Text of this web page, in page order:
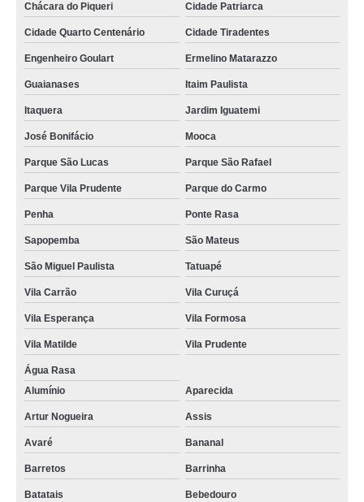
Chácara do Piqueri Cidade Patriarca
Cidade Quarto Centenário Cidade Tiradentes
Engenheiro Goulart Ermelino Matarazzo
Guaianases Itaim Paulista
Itaquera Jardim Iguatemi
José Bonifácio Mooca
Parque São Lucas Parque São Rafael
Parque Vila Prudente Parque do Carmo
Penha Ponte Rasa
Sapopemba São Mateus
São Miguel Paulista Tatuapé
Vila Carrão Vila Curuçá
Vila Esperança Vila Formosa
Vila Matilde Vila Prudente
Água Rasa
Alumínio
Aparecida
Artur Nogueira Assis
Avaré Bananal
Barretos Barrinha
Batatais Bebedouro